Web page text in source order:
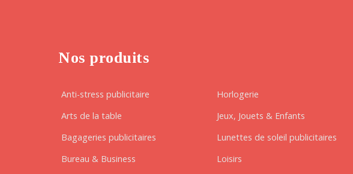
Nos produits
Anti-stress publicitaire
Arts de la table
Bagageries publicitaires
Bureau & Business
Horlogerie
Jeux, Jouets & Enfants
Lunettes de soleil publicitaires
Loisirs